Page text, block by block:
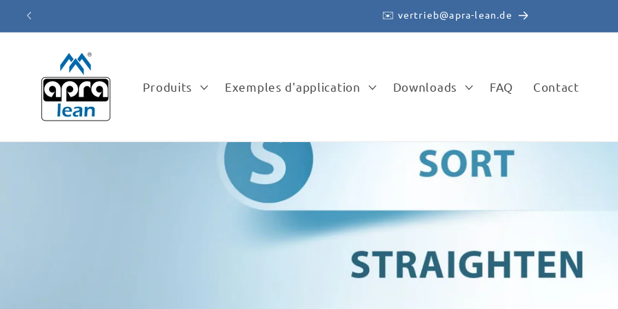
passer
au
✉️ vertrieb@apra-lean.de
Produits Exemples d'application Downloads FAQ Contact